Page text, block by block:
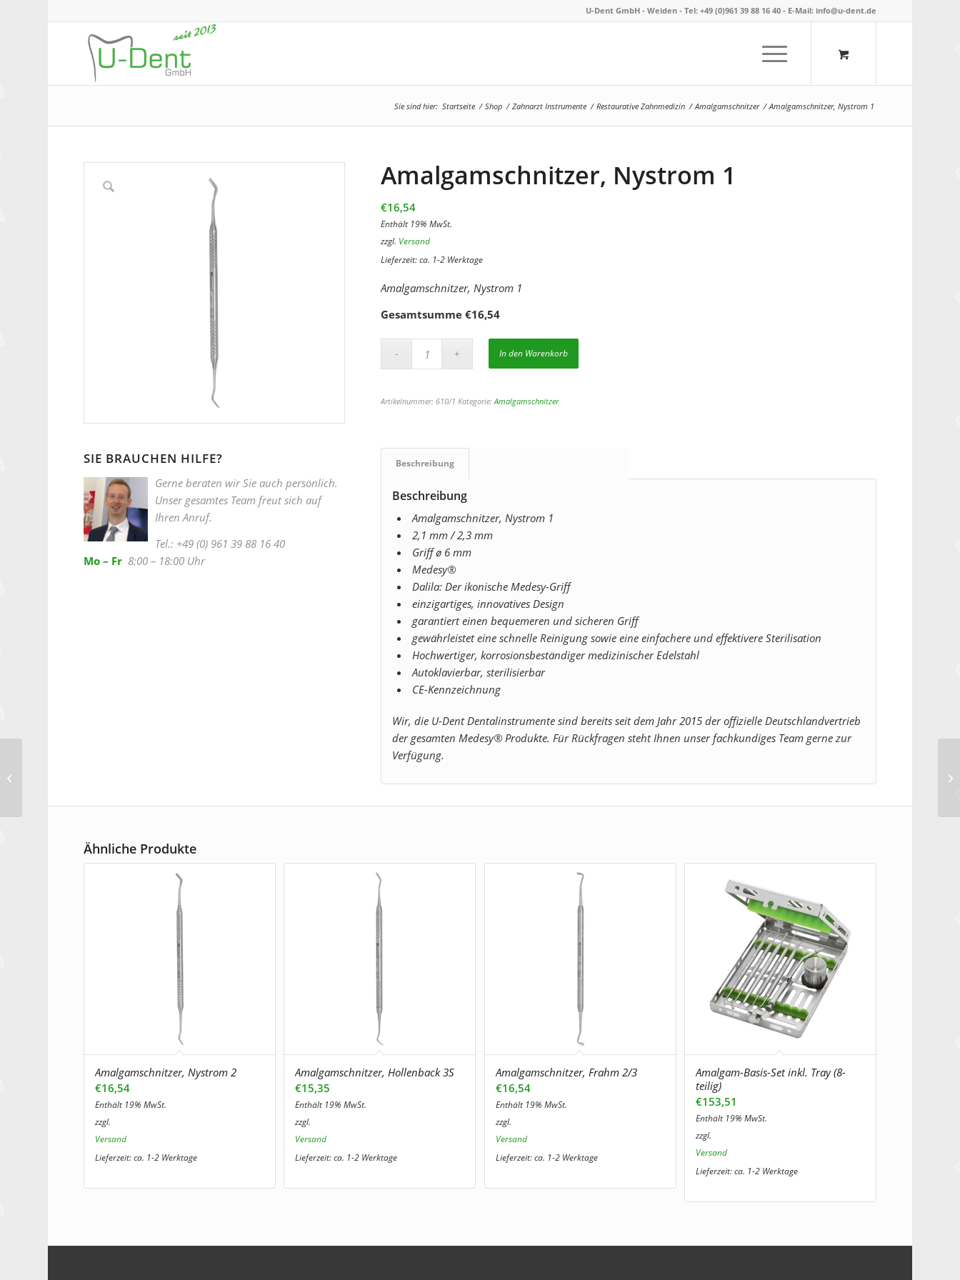
U-Dent GmbH - Weiden - Tel: +49 (0)961 39 88 16 40- E-Mail: info@u-dent.de
Sie sind hier: Startseite / Shop / Zahnarzt Instrumente / Restaurative Zahnmedizin / Amalgamschnitzer / Amalgamschnitzer, Nystrom 1
SIE BRAUCHEN HILFE?
Gerne beraten wir Sie auch persönlich.
Unser gesamtes Team freut sich auf
Ihren Anruf.
Tel.: +49 (0) 961 39 88 16 40
Mo – Fr 8:00 – 18:00 Uhr
Amalgamschnitzer, Nystrom 1
€16,54
Enthält 19% MwSt.
zzgl. Versand
Lieferzeit: ca. 1-2 Werktage
Amalgamschnitzer, Nystrom 1
Gesamtsumme €16,54
In den Warenkorb
Artikelnummer:610/1 Kategorie:Amalgamschnitzer
Beschreibung
Beschreibung
Amalgamschnitzer, Nystrom 1
2,1 mm / 2,3 mm
Griff ø 6 mm
Medesy®
Dalila: Der ikonische Medesy-Griff
einzigartiges, innovatives Design
garantiert einen bequemeren und sicheren Griff
gewährleistet eine schnelle Reinigung sowie eine einfachere und effektivere Sterilisation
Hochwertiger, korrosionsbeständiger medizinischer Edelstahl
Autoklavierbar, sterilisierbar
CE-Kennzeichnung
Wir, die U-Dent Dentalinstrumente sind bereits seit dem Jahr 2015 der offizielle Deutschlandvertrieb
der gesamten Medesy® Produkte. Für Rückfragen steht Ihnen unser fachkundiges Team gerne zur
Verfügung.
Ähnliche Produkte
Amalgamschnitzer, Nystrom 2
€16,54
Enthält 19% MwSt.
zzgl.
Versand
Lieferzeit: ca. 1-2 Werktage
Amalgamschnitzer, Hollenback 3S
€15,35
Enthält 19% MwSt.
zzgl.
Versand
Lieferzeit: ca. 1-2 Werktage
Amalgamschnitzer, Frahm 2/3
€16,54
Enthält 19% MwSt.
zzgl.
Versand
Lieferzeit: ca. 1-2 Werktage
Amalgam-Basis-Set inkl. Tray (8-
teilig)
€153,51
Enthält 19% MwSt.
zzgl.
Versand
Lieferzeit: ca. 1-2 Werktage